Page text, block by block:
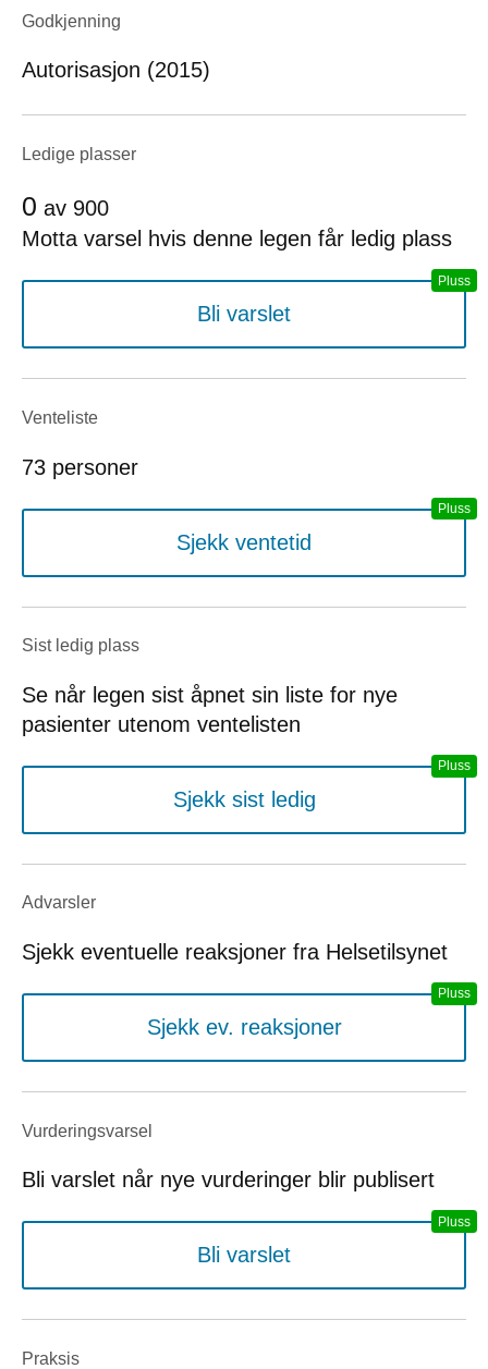
Godkjenning
Autorisasjon (2015)
Ledige plasser
0 av 900
Motta varsel hvis denne legen får ledig plass
Bli varslet
Venteliste
73 personer
Sjekk ventetid
Sist ledig plass
Se når legen sist åpnet sin liste for nye
pasienter utenom ventelisten
Sjekk sist ledig
Advarsler
Sjekk eventuelle reaksjoner fra Helsetilsynet
Sjekk ev. reaksjoner
Vurderings­varsel
Bli varslet når nye vurderinger blir publisert
Bli varslet
Praksis